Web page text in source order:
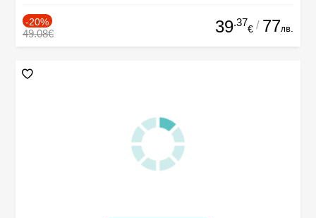
-20%
49.08€ 39.37
€ / 77лв.